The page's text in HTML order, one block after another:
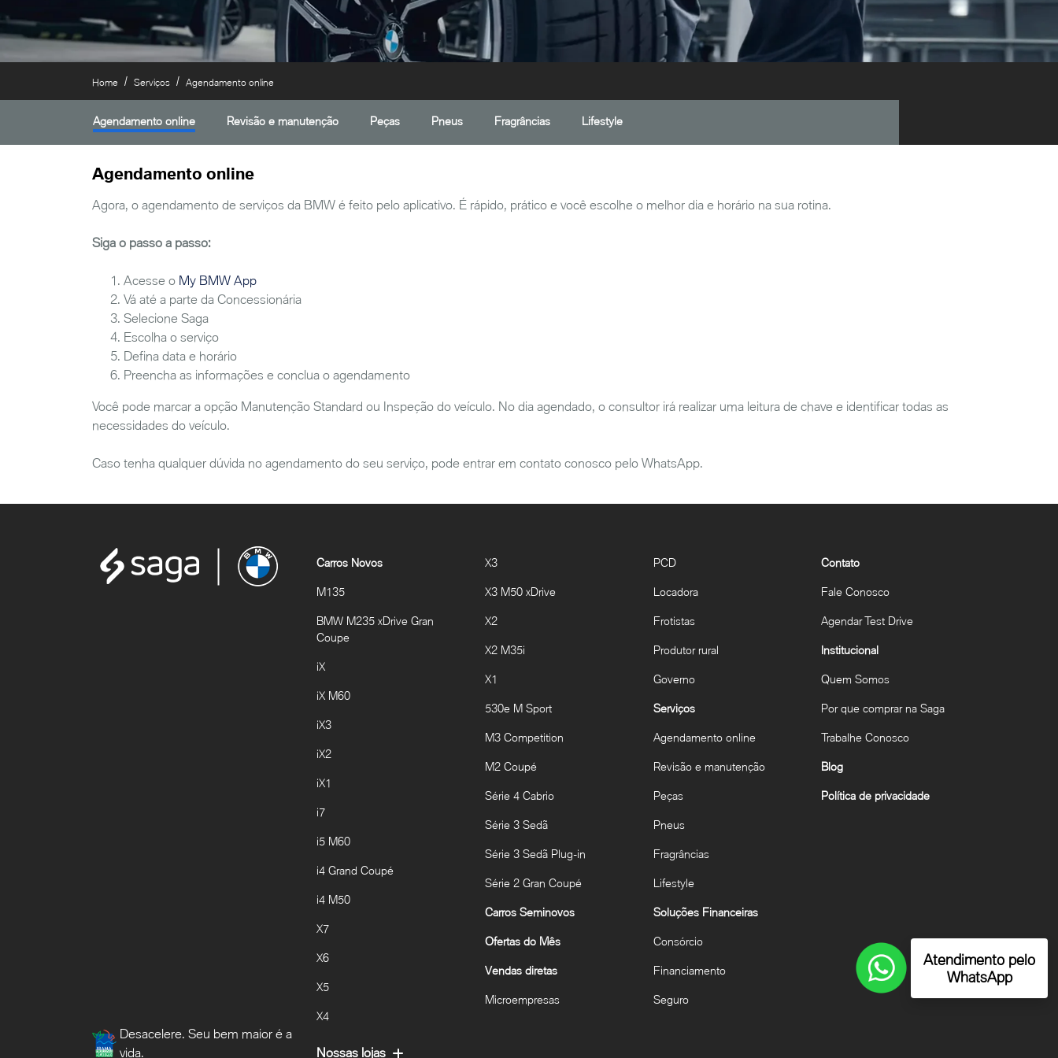
Home Serviços Agendamento online
Agendamento online Revisão e manutenção Peças Pneus Fragrâncias Lifestyle
Agendamento online
Agora, o agendamento de serviços da BMW é feito pelo aplicativo. É rápido, prático e você escolhe o melhor dia e horário na sua rotina.
Siga o passo a passo:
Acesse o My BMW App
Vá até a parte da Concessionária
Selecione Saga
Escolha o serviço
Defina data e horário
Preencha as informações e conclua o agendamento
Você pode marcar a opção Manutenção Standard ou Inspeção do veículo. No dia agendado, o consultor irá realizar uma leitura de chave e identificar todas as
necessidades do veículo.
Caso tenha qualquer dúvida no agendamento do seu serviço, pode entrar em contato conosco pelo WhatsApp.
Desacelere. Seu bem maior é a
vida.
Carros Novos
M135
BMW M235 xDrive Gran
Coupe
iX
iX M60
iX3
iX2
iX1
i7
i5 M60
i4 Grand Coupé
i4 M50
X7
X6
X5
X4
X3
X3 M50 xDrive
X2
X2 M35i
X1
530e M Sport
M3 Competition
M2 Coupé
Série 4 Cabrio
Série 3 Sedã
Série 3 Sedã Plug-in
Série 2 Gran Coupé
Carros Seminovos
Ofertas do Mês
Vendas diretas
Microempresas
PCD
Locadora
Frotistas
Produtor rural
Governo
Serviços
Agendamento online
Revisão e manutenção
Peças
Pneus
Fragrâncias
Lifestyle
Soluções Financeiras
Consórcio
Financiamento
Seguro
Contato
Fale Conosco
Agendar Test Drive
Institucional
Quem Somos
Por que comprar na Saga
Trabalhe Conosco
Blog
Política de privacidade
Nossas lojas
Atendimento pelo
WhatsApp